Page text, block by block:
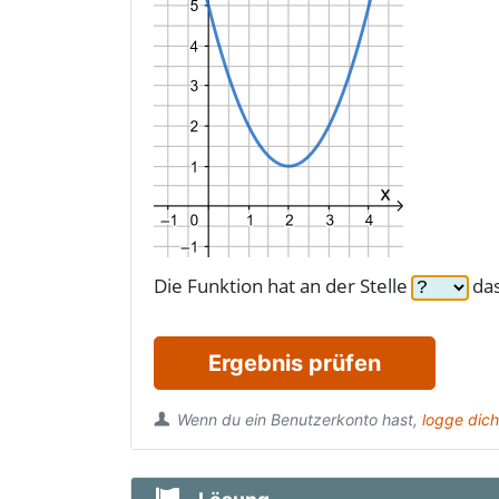
Die Funktion hat an der Stelle
Ergebnis prüfen
Wenn du ein Benutzerkonto hast, logge